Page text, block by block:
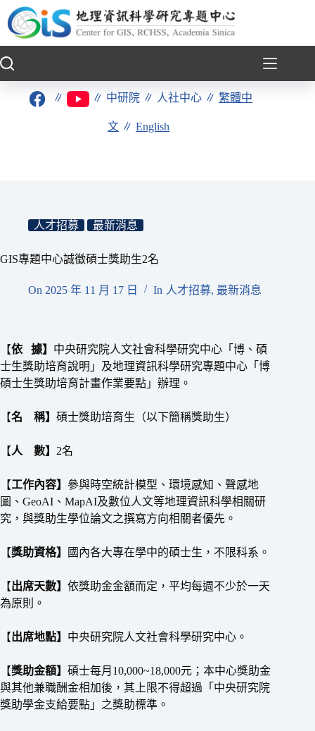
至
要
∥ ∥ 中研院 ∥ 人社中心 ∥繁體中
文 ∥English
人才招募 最新消息
GIS專題中心誠徵碩士獎助生2名
On 2025 年 11 月 17 日 In 人才招募, 最新消息
【依 據】 中央研究院人文社會科學研究中心「博、碩
士生獎助培育說明」及地理資訊科學研究專題中心「博
碩士生獎助培育計畫作業要點」辦理。
【名 稱】 碩士獎助培育生（以下簡稱獎助生）
【人 數】 2名
【工作內容】 參與時空統計模型、環境感知、聲感地
圖、GeoAI、MapAI及數位人文等地理資訊科學相關研
究，與獎助生學位論文之撰寫方向相關者優先。
【獎助資格】 國內各大專在學中的碩士生，不限科系。
【出席天數】 依獎助金金額而定，平均每週不少於一天
為原則。
【出席地點】 中央研究院人文社會科學研究中心。
【獎助金額】 碩士每月10,000~18,000元；本中心獎助金
與其他兼職酬金相加後，其上限不得超過「中央研究院
獎助學金支給要點」之獎助標準。